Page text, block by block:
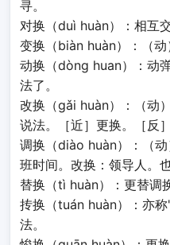
寻。
对换（duì huàn）：相互
变换（biàn huàn）：（动
动换（dòng huan）：动
法了。
改换（gǎi huàn）：（动
说法。［近］更换。［反］
调换（diào huàn）：（
班时间。改换：领导人。
替换（tì huàn）：更替调
抟换（tuán huàn）：亦
法。